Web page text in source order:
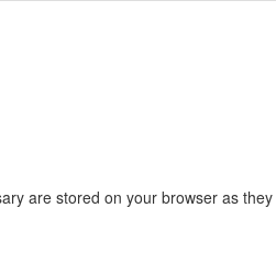
are stored on your browser as